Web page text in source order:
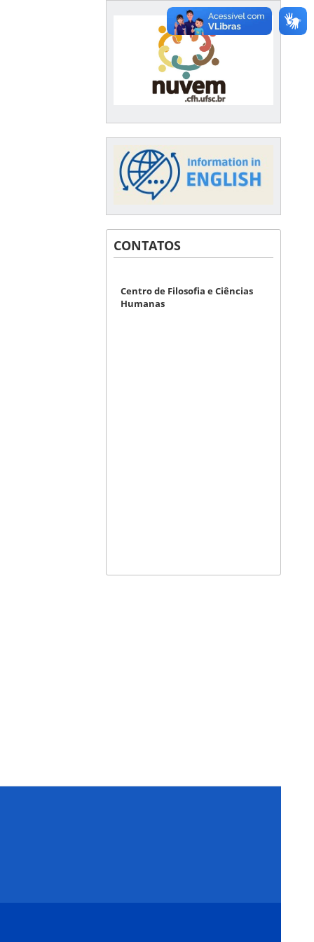
CONTATOS
Centro de Filosofia e Ciências
Humanas